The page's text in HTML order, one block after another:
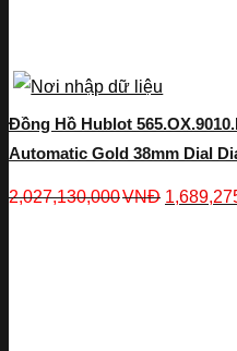
Đồng Hồ Hublot
Automatic Gold 38mm Dial
2,027,130,000VNĐ